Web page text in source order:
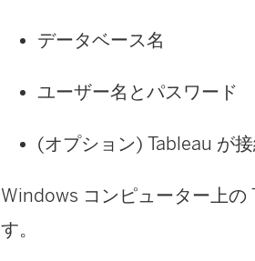
データベース名
ユーザー名とパスワード
(オプション) Tableau が
Windows コンピューター上の
す。